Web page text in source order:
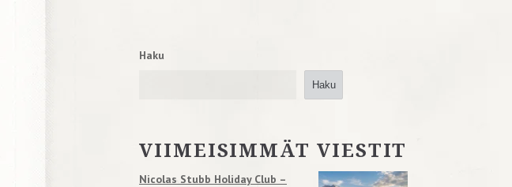
Haku
Haku
VIIMEISIMMÄT VIESTIT
Nicolas Stubb Holiday Club –